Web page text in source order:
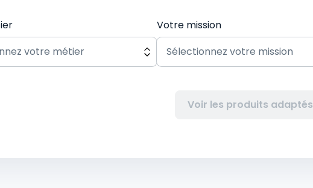
Votre mission
Voir les produits adaptés